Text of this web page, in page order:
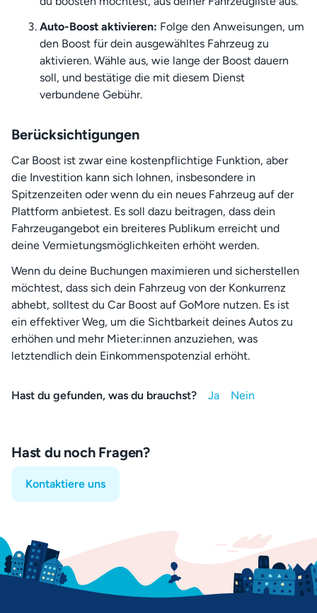
Auto-Boost aktivieren: Folge den Anweisungen, um
den Boost für dein ausgewähltes Fahrzeug zu
aktivieren. Wähle aus, wie lange der Boost dauern
soll, und bestätige die mit diesem Dienst
verbundene Gebühr.
Berücksichtigungen
Car Boost ist zwar eine kostenpflichtige Funktion, aber
die Investition kann sich lohnen, insbesondere in
Spitzenzeiten oder wenn du ein neues Fahrzeug auf der
Plattform anbietest. Es soll dazu beitragen, dass dein
Fahrzeugangebot ein breiteres Publikum erreicht und
deine Vermietungsmöglichkeiten erhöht werden.
Wenn du deine Buchungen maximieren und sicherstellen
möchtest, dass sich dein Fahrzeug von der Konkurrenz
abhebt, solltest du Car Boost auf GoMore nutzen. Es ist
ein effektiver Weg, um die Sichtbarkeit deines Autos zu
erhöhen und mehr Mieter:innen anzuziehen, was
letztendlich dein Einkommenspotenzial erhöht.
Hast du gefunden, was du brauchst?
Hast du noch Fragen?
Kontaktiere uns